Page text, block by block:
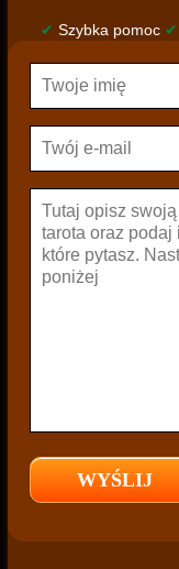
✔ Szybka pomoc ✔